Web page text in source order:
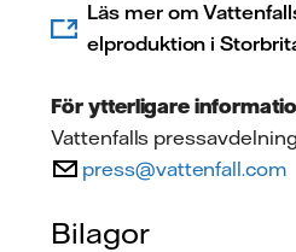
Läs mer om
elproduktion i
För ytterligare
Vattenfalls
press@vattenfall.com
Bilagor